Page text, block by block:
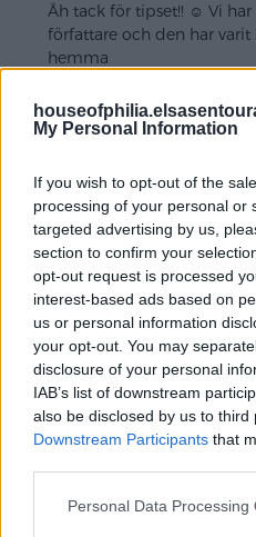
My Personal Information
If you wish to opt-out of the
processing of your personal or
targeted advertising by us,
section to confirm your
opt-out request is processed
interest-based ads based on
us or personal information
your opt-out. You may
disclosure of your personal
IAB’s list of downstream
also be disclosed by us to third
Downstream Participants that
Personal Data Processing
Åh tack för tipset!! ☺ Vi
författare och den har
hemma
Svara
Camilla
januari 18, 2017 kl.
Det finns så otroligt
och fler och fler kommer.
de nya böckerna
godingar”, vi som är
ofta att läsa våra egna
Många barnböcker har ju
även till vuxna. När jag
barnlitteratur
med bilderböcker och